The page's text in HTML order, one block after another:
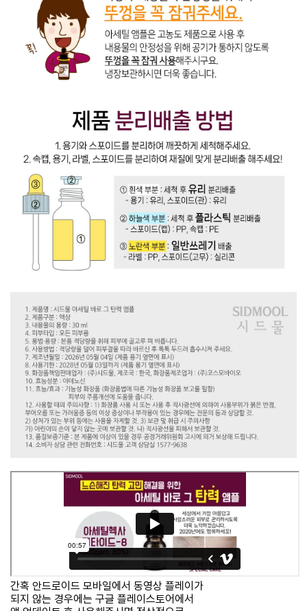
간혹 안드로이드 모바일에서 동영상 플레이가
되지 않는 경우에는 구글 플레이스토어에서